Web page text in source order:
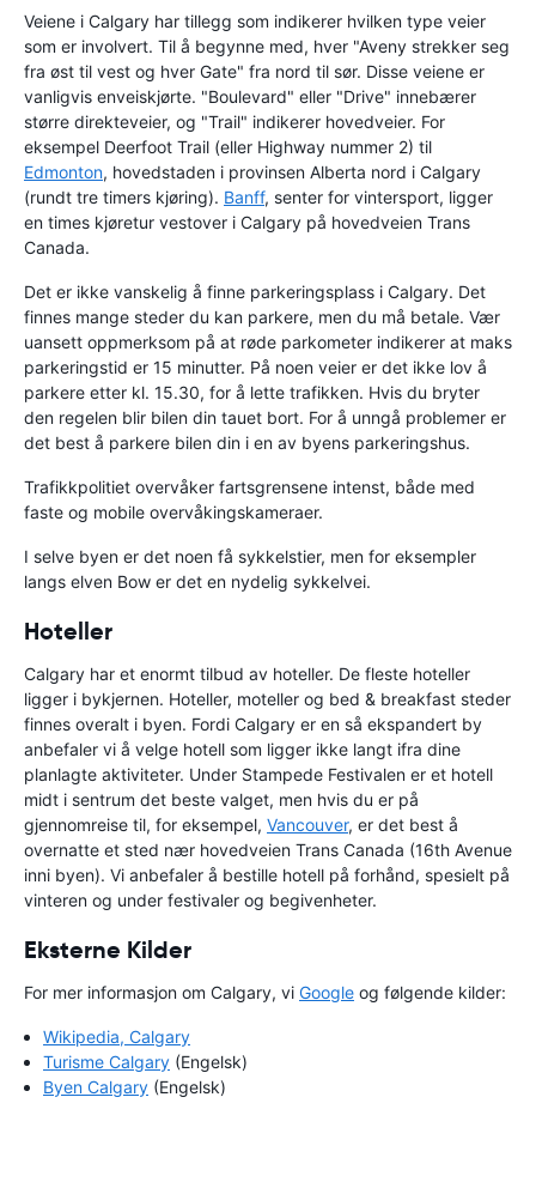
Veiene i Calgary har tillegg som indikerer hvilken type veier
som er involvert. Til å begynne med, hver "Aveny strekker seg
fra øst til vest og hver Gate" fra nord til sør. Disse veiene er
vanligvis enveiskjørte. "Boulevard" eller "Drive" innebærer
større direkteveier, og "Trail" indikerer hovedveier. For
eksempel Deerfoot Trail (eller Highway nummer 2) til
Edmonton, hovedstaden i provinsen Alberta nord i Calgary
(rundt tre timers kjøring). Banff, senter for vintersport, ligger
en times kjøretur vestover i Calgary på hovedveien Trans
Canada.
Det er ikke vanskelig å finne parkeringsplass i Calgary. Det
finnes mange steder du kan parkere, men du må betale. Vær
uansett oppmerksom på at røde parkometer indikerer at maks
parkeringstid er 15 minutter. På noen veier er det ikke lov å
parkere etter kl. 15.30, for å lette trafikken. Hvis du bryter
den regelen blir bilen din tauet bort. For å unngå problemer er
det best å parkere bilen din i en av byens parkeringshus.
Trafikkpolitiet overvåker fartsgrensene intenst, både med
faste og mobile overvåkingskameraer.
I selve byen er det noen få sykkelstier, men for eksempler
langs elven Bow er det en nydelig sykkelvei.
Hoteller
Calgary har et enormt tilbud av hoteller. De fleste hoteller
ligger i bykjernen. Hoteller, moteller og bed & breakfast steder
finnes overalt i byen. Fordi Calgary er en så ekspandert by
anbefaler vi å velge hotell som ligger ikke langt ifra dine
planlagte aktiviteter. Under Stampede Festivalen er et hotell
midt i sentrum det beste valget, men hvis du er på
gjennomreise til, for eksempel, Vancouver, er det best å
overnatte et sted nær hovedveien Trans Canada (16th Avenue
inni byen). Vi anbefaler å bestille hotell på forhånd, spesielt på
vinteren og under festivaler og begivenheter.
Eksterne Kilder
For mer informasjon om Calgary, vi Google og følgende kilder:
Wikipedia, Calgary
Turisme Calgary (Engelsk)
Byen Calgary (Engelsk)